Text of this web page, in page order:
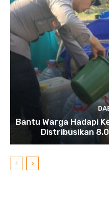
Bantu Warga Hadapi
Distribusikan